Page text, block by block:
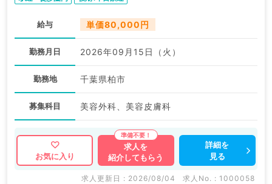
給与 単価80,000円
勤務月日 2026年09月15日（火）
勤務地 千葉県柏市
募集科目 美容外科、美容皮膚科
お気に入り
求人を
紹介してもらう
詳細を
見る
求人更新日 : 2026/08/04 求人No. : 1000058